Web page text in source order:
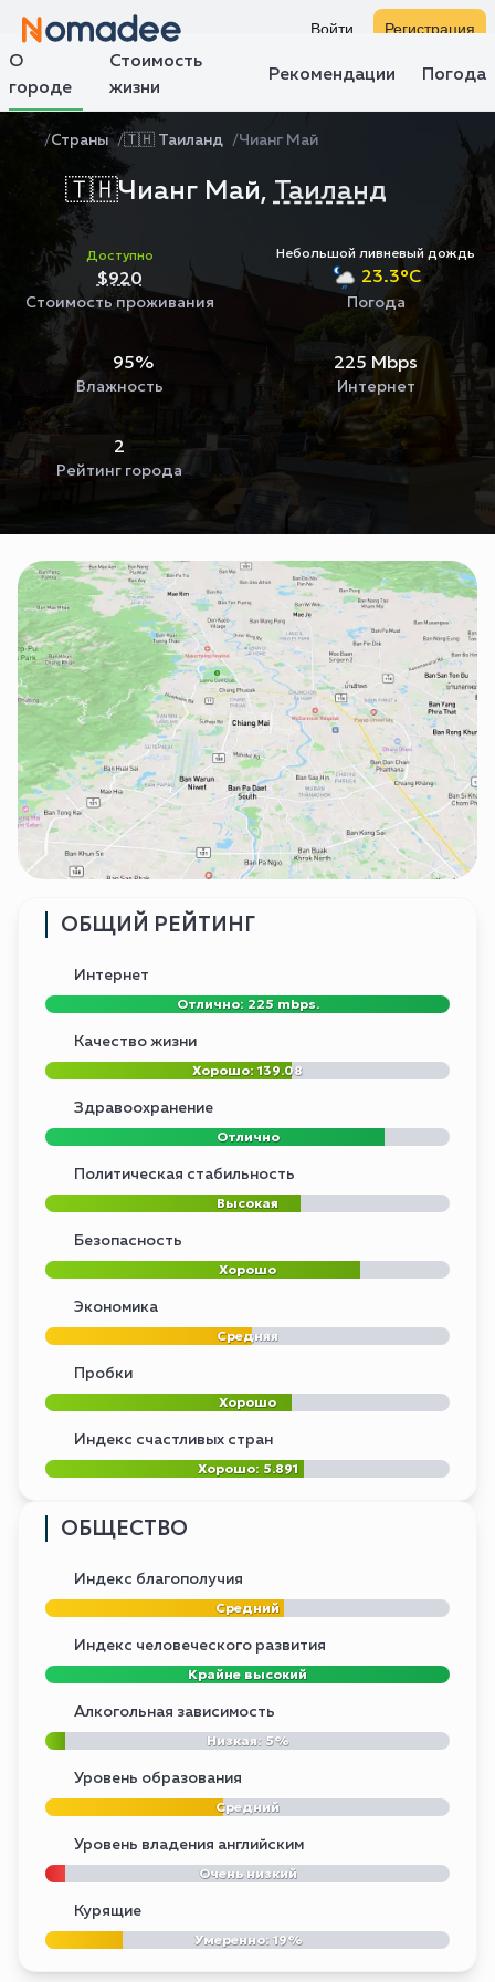
Войти
Регистрация
О
городе
Стоимость
жизни
Рекомендации Погода
Страны 🇹🇭 Таиланд Чианг Май
🇹🇭Чианг Май, Таиланд
Доступно
$920
Стоимость проживания
Небольшой ливневый дождь
23.3°C
Погода
95%
Влажность
225 Mbps
Интернет
2
Рейтинг города
ОБЩИЙ РЕЙТИНГ
Интернет
Отлично: 225 mbps.
Качество жизни
Хорошо: 139.08
Здравоохранение
Отлично
Политическая стабильность
Высокая
Безопасность
Хорошо
Экономика
Средняя
Пробки
Хорошо
Индекс счастливых стран
Хорошо: 5.891
ОБЩЕСТВО
Индекс благополучия
Средний
Индекс человеческого развития
Крайне высокий
Алкогольная зависимость
Низкая: 5%
Уровень образования
Средний
Уровень владения английским
Очень низкий
Курящие
Умеренно: 19%